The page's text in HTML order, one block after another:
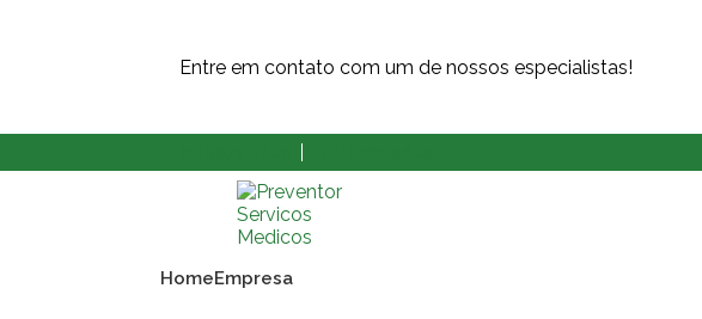
Entre em contato com um de nossos especialistas!
Home
Empresa